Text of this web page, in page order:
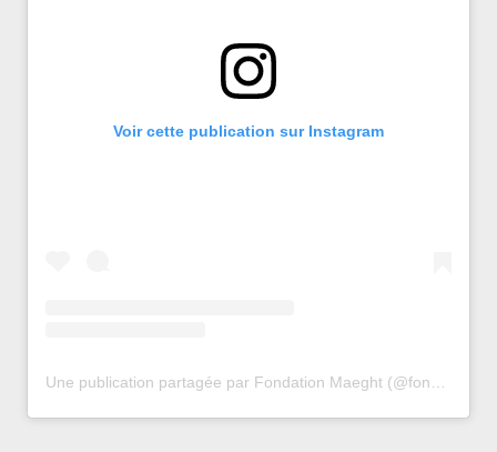
Voir cette publication sur Instagram